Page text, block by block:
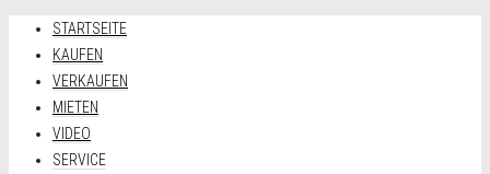
STARTSEITE
KAUFEN
VERKAUFEN
MIETEN
VIDEO
SERVICE